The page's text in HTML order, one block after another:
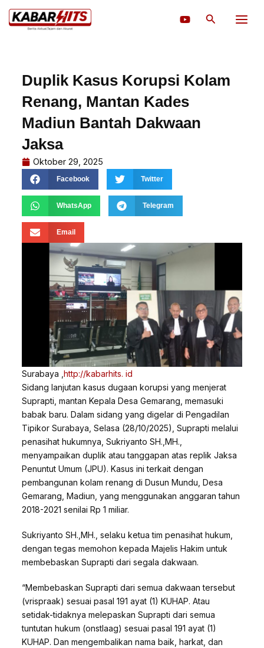
Lewati
ke
Cari
Duplik Kasus Korupsi Kolam
Renang, Mantan Kades
Madiun Bantah Dakwaan
Jaksa
Oktober 29, 2025
Facebook Twitter
WhatsApp Telegram
Email
Surabaya ,http://kabarhits. id
Sidang lanjutan kasus dugaan korupsi yang menjerat
Suprapti, mantan Kepala Desa Gemarang, memasuki
babak baru. Dalam sidang yang digelar di Pengadilan
Tipikor Surabaya, Selasa (28/10/2025), Suprapti melalui
penasihat hukumnya, Sukriyanto SH.,MH.,
menyampaikan duplik atau tanggapan atas replik Jaksa
Penuntut Umum (JPU). Kasus ini terkait dengan
pembangunan kolam renang di Dusun Mundu, Desa
Gemarang, Madiun, yang menggunakan anggaran tahun
2018-2021 senilai Rp 1 miliar.
Sukriyanto SH.,MH., selaku ketua tim penasihat hukum,
dengan tegas memohon kepada Majelis Hakim untuk
membebaskan Suprapti dari segala dakwaan.
“Membebaskan Suprapti dari semua dakwaan tersebut
(vrispraak) sesuai pasal 191 ayat (1) KUHAP. Atau
setidak-tidaknya melepaskan Suprapti dari semua
tuntutan hukum (onstlaag) sesuai pasal 191 ayat (1)
KUHAP. Dan mengembalikan nama baik, harkat, dan